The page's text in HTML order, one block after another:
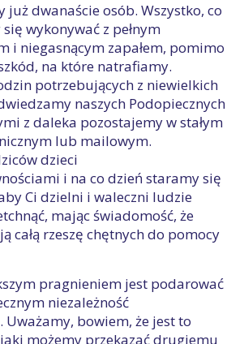
już dwanaście osób. Wszystko, co
wykonywać z pełnym
i niegasnącym zapałem, pomimo
na które natrafiamy.
potrzebujących z niewielkich
naszych Podopiecznych
z daleka pozostajemy w stałym
lub mailowym.
dzieci
i na co dzień staramy się
Ci dzielni i waleczni ludzie
mając świadomość, że
całą rzeszę chętnych do pomocy
pragnieniem jest podarować
niezależność
Uważamy, bowiem, że jest to
możemy przekazać drugiemu